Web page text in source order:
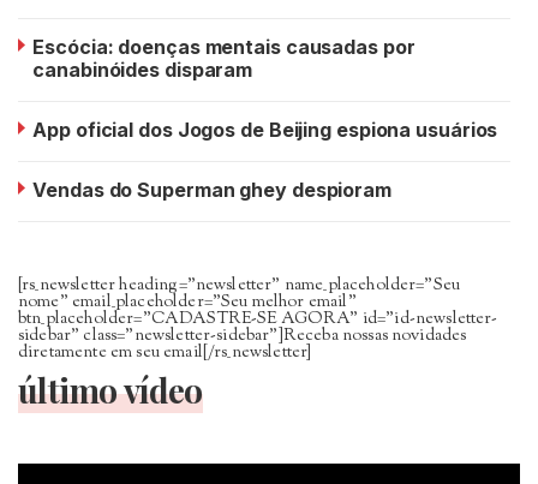
Escócia: doenças mentais causadas por
canabinóides disparam
App oficial dos Jogos de Beijing espiona usuários
Vendas do Superman ghey despioram
[rs_newsletter heading=”newsletter” name_placeholder=”Seu
nome” email_placeholder=”Seu melhor email”
btn_placeholder=”CADASTRE-SE AGORA” id=”id-newsletter-
sidebar” class=”newsletter-sidebar”]Receba nossas novidades
diretamente em seu email[/rs_newsletter]
último vídeo
Tocador